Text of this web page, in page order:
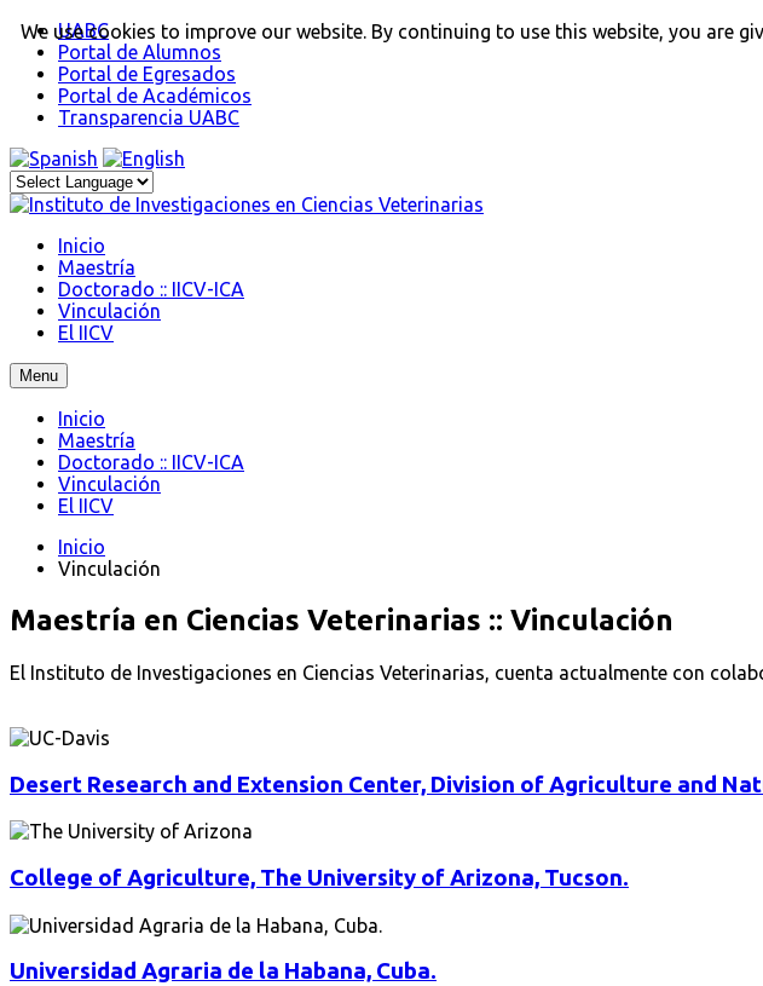
UABC
Portal de Alumnos
Portal de Egresados
Portal de Académicos
Transparencia UABC
Inicio
Maestría
Doctorado :: IICV-ICA
Vinculación
El IICV
Menu
Inicio
Maestría
Doctorado :: IICV-ICA
Vinculación
El IICV
Inicio
Vinculación
Maestría en Ciencias Veterinarias :: Vinculación
El Instituto de Investigaciones en Ciencias Veterinarias, cuenta actualmente con
Desert Research and Extension Center, Division of Agriculture and
College of Agriculture, The University of Arizona, Tucson.
Universidad Agraria de la Habana, Cuba.
We use cookies to improve our website. By continuing to use this website, you are